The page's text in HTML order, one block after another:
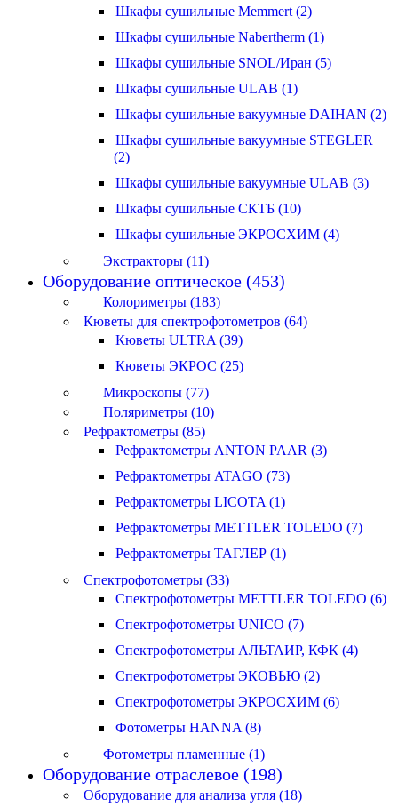
Шкафы сушильные Memmert (2)
Шкафы сушильные Nabertherm (1)
Шкафы сушильные SNOL/Иран (5)
Шкафы сушильные ULAB (1)
Шкафы сушильные вакуумные DAIHAN (2)
Шкафы сушильные вакуумные STEGLER
(2)
Шкафы сушильные вакуумные ULAB (3)
Шкафы сушильные СКТБ (10)
Шкафы сушильные ЭКРОСХИМ (4)
Экстракторы (11)
Оборудование оптическое (453)
Колориметры (183)
Кюветы для спектрофотометров (64)
Кюветы ULTRA (39)
Кюветы ЭКРОС (25)
Микроскопы (77)
Поляриметры (10)
Рефрактометры (85)
Рефрактометры ANTON PAAR (3)
Рефрактометры ATAGO (73)
Рефрактометры LICOTA (1)
Рефрактометры METTLER TOLEDO (7)
Рефрактометры ТАГЛЕР (1)
Спектрофотометры (33)
Спектрофотометры METTLER TOLEDO (6)
Спектрофотометры UNICO (7)
Спектрофотометры АЛЬТАИР, КФК (4)
Спектрофотометры ЭКОВЬЮ (2)
Спектрофотометры ЭКРОСХИМ (6)
Фотометры HANNA (8)
Фотометры пламенные (1)
Оборудование отраслевое (198)
Оборудование для анализа угля (18)